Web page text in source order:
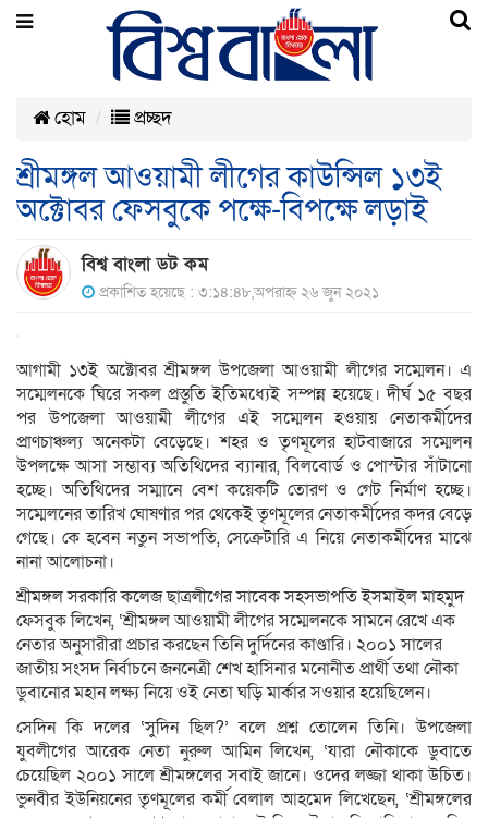
হোম প্রচ্ছদ
শ্রীমঙ্গল আওয়ামী লীগের কাউন্সিল ১৩ই
অক্টোবর ফেসবুকে পক্ষে-বিপক্ষে লড়াই
বিশ্ব বাংলা ডট কম
প্রকাশিত হয়েছে : ৩:১৪:৪৮,অপরাহ্ন ২৬ জুন ২০২১
আগামী ১৩ই অক্টোবর শ্রীমঙ্গল উপজেলা আওয়ামী লীগের সম্মেলন। এ
সম্মেলনকে ঘিরে সকল প্রস্তুতি ইতিমধ্যেই সম্পন্ন হয়েছে। দীর্ঘ ১৫ বছর
পর উপজেলা আওয়ামী লীগের এই সম্মেলন হওয়ায় নেতাকর্মীদের
প্রাণচাঞ্চল্য অনেকটা বেড়েছে। শহর ও তৃণমূলের হাটবাজারে সম্মেলন
উপলক্ষে আসা সম্ভাব্য অতিথিদের ব্যানার, বিলবোর্ড ও পোস্টার সাঁটানো
হচ্ছে। অতিথিদের সম্মানে বেশ কয়েকটি তোরণ ও গেট নির্মাণ হচ্ছে।
সম্মেলনের তারিখ ঘোষণার পর থেকেই তৃণমূলের নেতাকর্মীদের কদর বেড়ে
গেছে। কে হবেন নতুন সভাপতি, সেক্রেটারি এ নিয়ে নেতাকর্মীদের মাঝে
নানা আলোচনা।
শ্রীমঙ্গল সরকারি কলেজ ছাত্রলীগের সাবেক সহসভাপতি ইসমাইল মাহমুদ
ফেসবুক লিখেন, ‘শ্রীমঙ্গল আওয়ামী লীগের সম্মেলনকে সামনে রেখে এক
নেতার অনুসারীরা প্রচার করছেন তিনি দুর্দিনের কাণ্ডারি। ২০০১ সালের
জাতীয় সংসদ নির্বাচনে জননেত্রী শেখ হাসিনার মনোনীত প্রার্থী তথা নৌকা
ডুবানোর মহান লক্ষ্য নিয়ে ওই নেতা ঘড়ি মার্কার সওয়ার হয়েছিলেন।
সেদিন কি দলের ‘সুদিন ছিল?’ বলে প্রশ্ন তোলেন তিনি। উপজেলা
যুবলীগের আরেক নেতা নুরুল আমিন লিখেন, ‘যারা নৌকাকে ডুবাতে
চেয়েছিল ২০০১ সালে শ্রীমঙ্গলের সবাই জানে। ওদের লজ্জা থাকা উচিত।
ভুনবীর ইউনিয়নের তৃণমূলের কর্মী বেলাল আহমেদ লিখেছেন, ‘শ্রীমঙ্গলের